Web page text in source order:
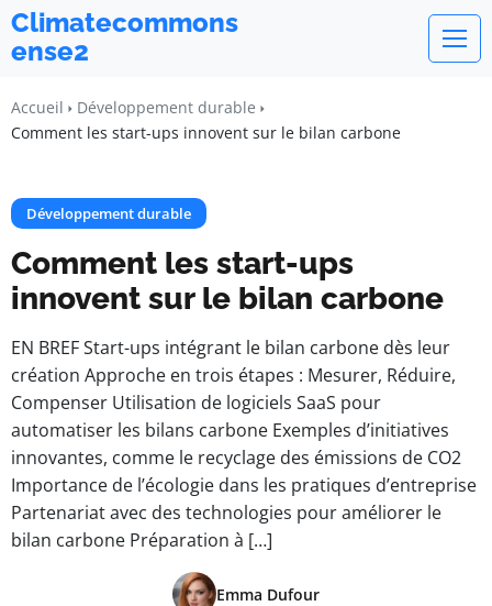
Climatecommons
ense2
Accueil
Développement durable
Comment les start-ups innovent sur le bilan carbone
Développement durable
Comment les start-ups
innovent sur le bilan carbone
EN BREF Start-ups intégrant le bilan carbone dès leur
création Approche en trois étapes : Mesurer, Réduire,
Compenser Utilisation de logiciels SaaS pour
automatiser les bilans carbone Exemples d’initiatives
innovantes, comme le recyclage des émissions de CO2
Importance de l’écologie dans les pratiques d’entreprise
Partenariat avec des technologies pour améliorer le
bilan carbone Préparation à […]
Emma Dufour